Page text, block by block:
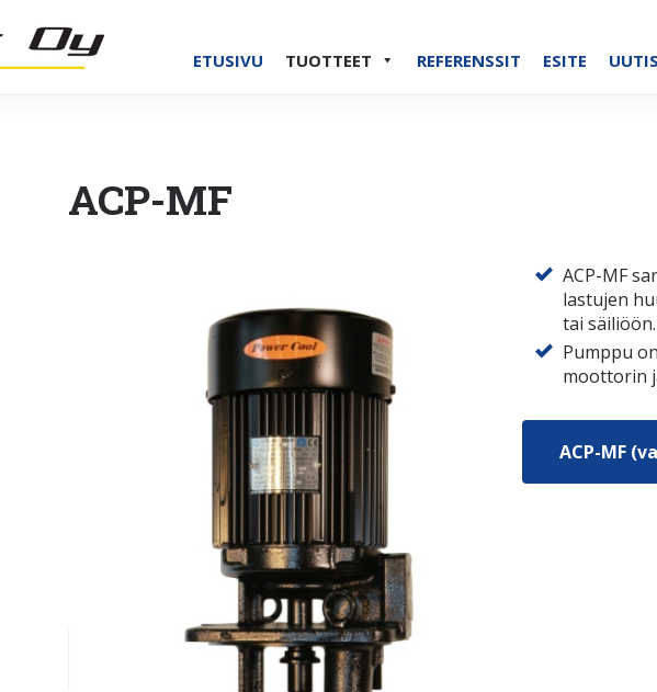
ETUSIVU
TUOTTEET REFERENSSIT ESITE
ACP-MF
ACP-MF
lastujen
tai säiliöön.
Pumppu
moottorin
ACP-MF